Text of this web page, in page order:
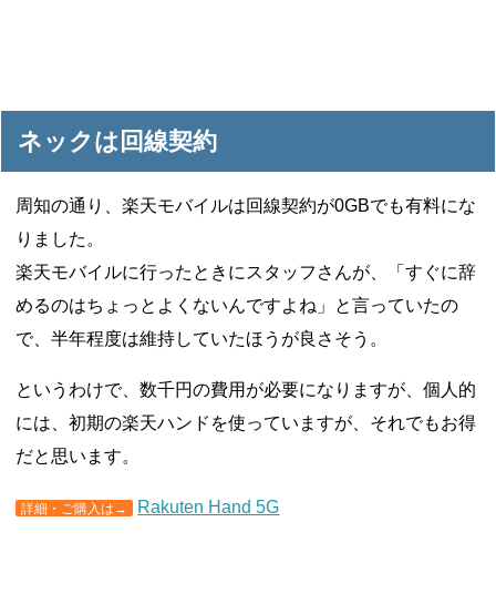
ネックは回線契約
周知の通り、楽天モバイルは回線契約が0GBでも有料にな
りました。
楽天モバイルに行ったときにスタッフさんが、「すぐに辞
めるのはちょっとよくないんですよね」と言っていたの
で、半年程度は維持していたほうが良さそう。
というわけで、数千円の費用が必要になりますが、個人的
には、初期の楽天ハンドを使っていますが、それでもお得
だと思います。
詳細・ご購入は→ Rakuten Hand 5G